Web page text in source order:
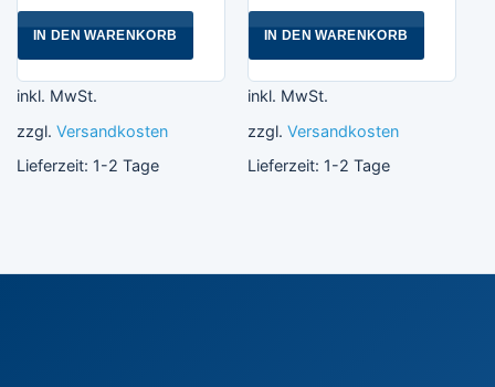
IN DEN WARENKORB
inkl. MwSt.
zzgl. Versandkosten
Lieferzeit: 1-2 Tage
IN DEN WARENKORB
inkl. MwSt.
zzgl. Versandkosten
Lieferzeit: 1-2 Tage